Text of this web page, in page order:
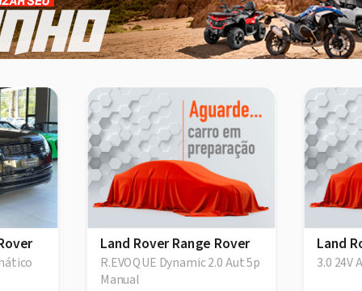
Land Rover Range Rover
R.EVOQUE Dynamic 2.0 Aut 5p
Manual
Land
3.0